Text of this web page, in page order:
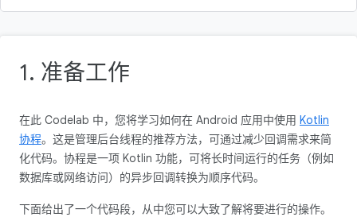
1. 准备工作
在此 Codelab 中，您将学习如何在 Android 应用中使用 Kotlin
协程。这是管理后台线程的推荐方法，可通过减少回调需求来简
化代码。协程是一项 Kotlin 功能，可将长时间运行的任务（例如
数据库或网络访问）的异步回调转换为顺序代码。
下面给出了一个代码段，从中您可以大致了解将要进行的操作。